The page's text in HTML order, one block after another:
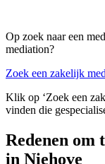
Op zoek naar een
mediation?
Zoek een zakelijk
Klik op ‘Zoek een
vinden die
Redenen om
in Niehove